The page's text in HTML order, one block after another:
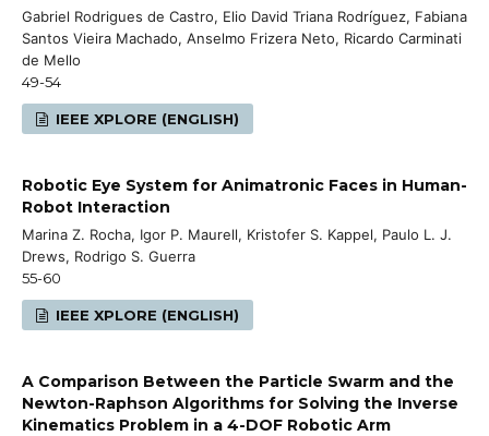
Gabriel Rodrigues de Castro, Elio David Triana Rodríguez, Fabiana
Santos Vieira Machado, Anselmo Frizera Neto, Ricardo Carminati
de Mello
49-54
IEEE XPLORE (ENGLISH)
Robotic Eye System for Animatronic Faces in Human-
Robot Interaction
Marina Z. Rocha, Igor P. Maurell, Kristofer S. Kappel, Paulo L. J.
Drews, Rodrigo S. Guerra
55-60
IEEE XPLORE (ENGLISH)
A Comparison Between the Particle Swarm and the
Newton-Raphson Algorithms for Solving the Inverse
Kinematics Problem in a 4-DOF Robotic Arm